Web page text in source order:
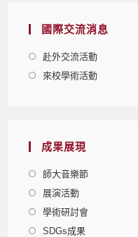
國際交流消息
赴外交流活動
來校學術活動
成果展現
師大音樂節
展演活動
學術研討會
SDGs成果